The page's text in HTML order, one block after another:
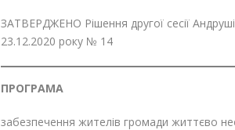
ЗАТВЕРДЖЕНО Рішення другої сесії
23.12.2020 року № 14
ПРОГРАМА
забезпечення жителів громади життєво